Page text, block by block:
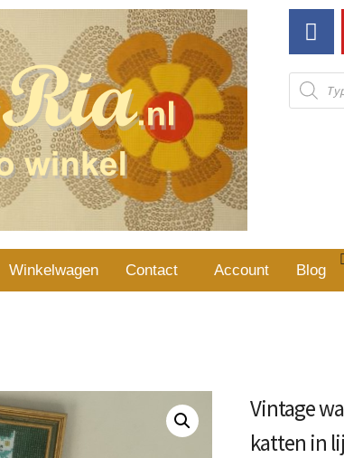
Winkelwagen Contact Account Blog
Vintage
katten in